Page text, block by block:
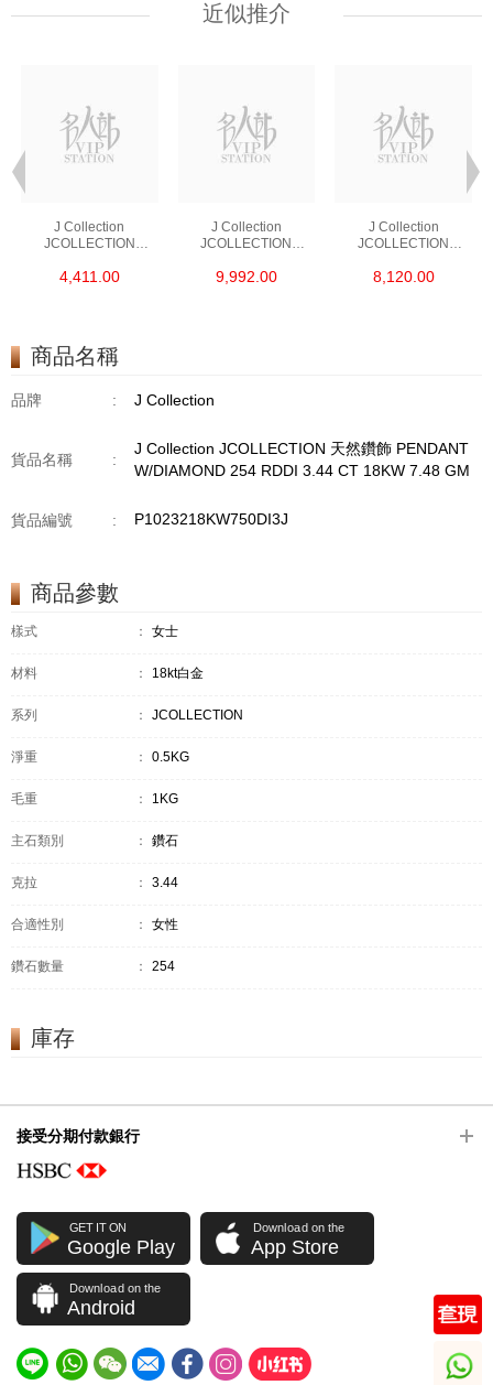
近似推介
J Collection
JCOLLECTION
RDDI 0.48 CT18KR
4,411.00
J Collection
JCOLLECTION
RDDI 1.34 CT18KW
9,992.00
J Collection
JCOLLECTION
W/DIAMOND 7
8,120.00
商品名稱
品牌 : J Collection
貨品名稱 :
J Collection JCOLLECTION 天然鑽飾 PENDANT
W/DIAMOND 254 RDDI 3.44 CT 18KW 7.48 GM
貨品編號 : P1023218KW750DI3J
商品參數
樣式 ： 女士
材料 ： 18kt白金
系列 ： JCOLLECTION
淨重 ： 0.5KG
毛重 ： 1KG
主石類別 ： 鑽石
克拉 ： 3.44
合適性別 ： 女性
鑽石數量 ： 254
庫存
接受分期付款銀行
GET IT ON
Google Play
Download on the
App Store
Download on the
Android